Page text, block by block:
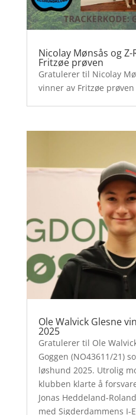
Nicolay Mønsås og
Fritzøe prøven
Gratulerer til Nicolay
vinner av Fritzøe
Ole Walvick Glesne
2025
Gratulerer til Ole
Goggen (NO43611/21)
løshund 2025. Utrolig
klubben klarte å
Jonas Heddeland-
med Sigderdammens I-